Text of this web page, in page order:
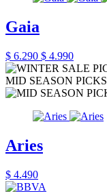
Gaia
$ 6.290 $ 4.990
MID SEASON PICKS
Aries
$ 4.490